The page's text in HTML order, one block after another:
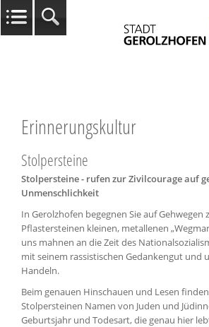
Erinnerungskultur
Stolpersteine
Stolpersteine- rufen zur Zivilcourage auf
Unmenschlichkeit
In Gerolzhofen begegnen Sie auf Gehwegen
Pflastersteinen kleinen, metallenen
uns mahnen an die Zeit des
mit seinem rassistischen Gedankengut und
Handeln.
Beim genauen Hinschauen und Lesen
Stolpersteinen Namen von Juden und
Geburtsjahr und Todesart, die genau hier